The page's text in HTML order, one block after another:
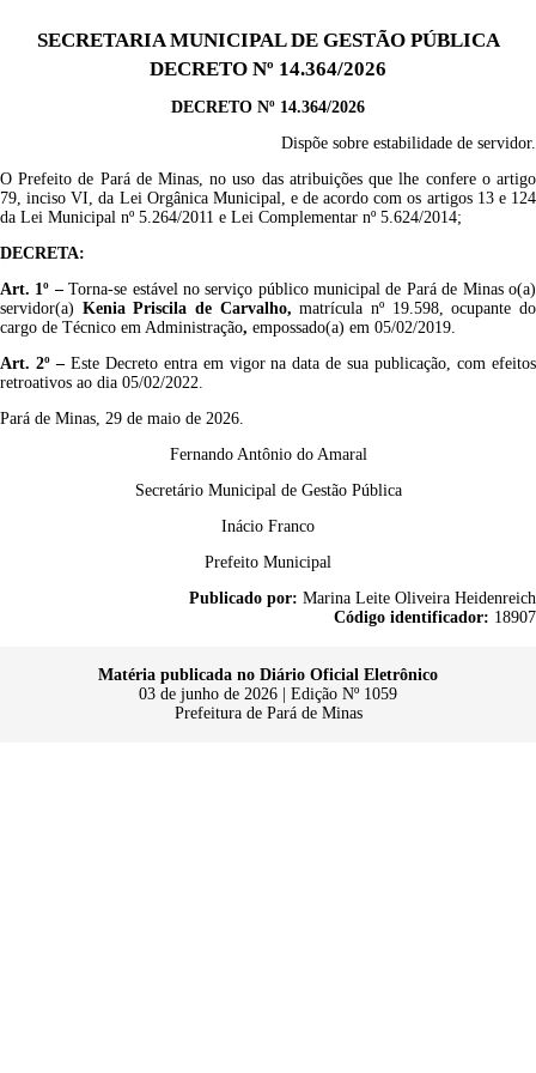
SECRETARIA MUNICIPAL DE GESTÃO PÚBLICA
DECRETO Nº 14.364/2026
DECRETO Nº 14.364/2026
Dispõe sobre estabilidade de servidor.
O Prefeito de Pará de Minas, no uso das atribuições que lhe confere o artigo
79, inciso VI, da Lei Orgânica Municipal, e de acordo com os artigos 13 e 124
da Lei Municipal nº 5.264/2011 e Lei Complementar nº 5.624/2014;
DECRETA:
Art. 1º –Torna-se estável no serviço público municipal de Pará de Minas o(a)
servidor(a) Kenia Priscila de Carvalho,matrícula nº 19.598, ocupante do
cargo de Técnico em Administração, empossado(a) em 05/02/2019.
Art. 2º –Este Decreto entra em vigor na data de sua publicação, com efeitos
retroativos ao dia 05/02/2022.
Pará de Minas, 29 de maio de 2026.
Fernando Antônio do Amaral
Secretário Municipal de Gestão Pública
Inácio Franco
Prefeito Municipal
Publicado por: Marina Leite Oliveira Heidenreich
Código identificador: 18907
Matéria publicada no Diário Oficial Eletrônico
03 de junho de 2026 | Edição Nº 1059
Prefeitura de Pará de Minas